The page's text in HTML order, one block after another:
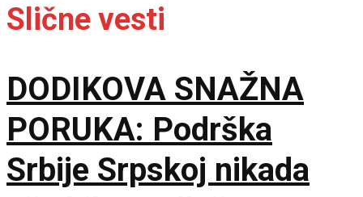
Slične vesti
DODIKOVA SNAŽNA
PORUKA: Podrška
Srbije Srpskoj nikada